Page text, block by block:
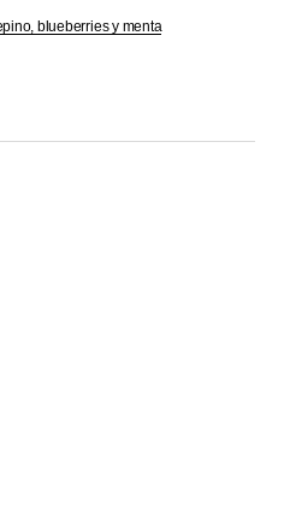
vez que comente.
blueberries y menta